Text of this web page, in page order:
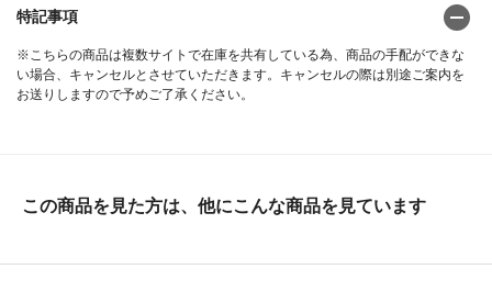
特記事項
※こちらの商品は複数サイトで在庫を共有している為、商品の手配ができな
い場合、キャンセルとさせていただきます。キャンセルの際は別途ご案内を
お送りしますので予めご了承ください。
この商品を見た方は、他にこんな商品を見ています